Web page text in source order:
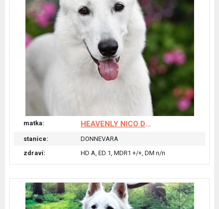
matka: HEAVENLY NICO Donnevara
stanice:
DONNEVARA
zdraví:
HD A, ED 1, MDR1 +/+, DM n/n